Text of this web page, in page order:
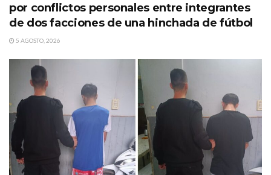
por conflictos personales entre integrantes
de dos facciones de una hinchada de fútbol
5 AGOSTO, 2026